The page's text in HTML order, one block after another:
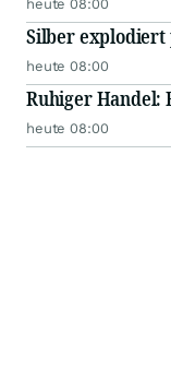
heute 08:00
Silber explodiert
heute 08:00
Ruhiger Handel:
heute 08:00